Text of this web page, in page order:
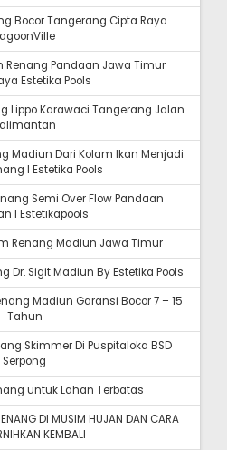
Bocor Tangerang Cipta Raya
Renang Pandaan Jawa Timur
Estetika Pools
Lippo Karawaci Tangerang Jalan
Madiun Dari Kolam Ikan Menjadi
I Estetika Pools
Semi Over Flow Pandaan
I Estetikapools
Renang Madiun Jawa Timur
Dr. Sigit Madiun By Estetika Pools
Madiun Garansi Bocor 7 – 15
Tahun
Skimmer Di Puspitaloka BSD
Serpong
untuk Lahan Terbatas
DI MUSIM HUJAN DAN CARA
KEMBALI